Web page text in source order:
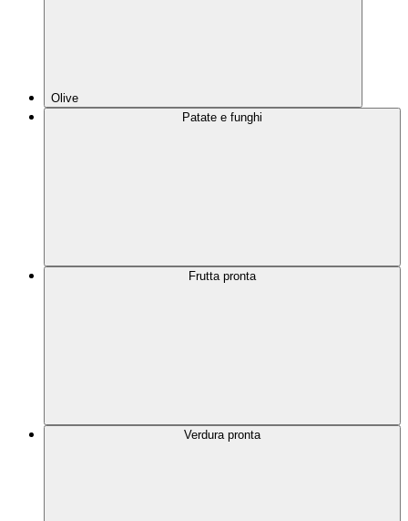
Olive
Patate e funghi
Frutta pronta
Verdura pronta